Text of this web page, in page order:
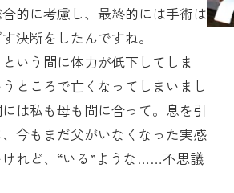
的に考慮し、最終的には手術は
決断をしたんですね。
いう間に体力が低下してしま
ところで亡くなってしまいまし
は私も母も間に合って。息を引
今もまだ父がいなくなった実感
れど、“いる”ような……不思議